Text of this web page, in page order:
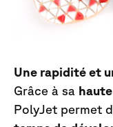
Une rapidité et
Grâce à sa
PolyJet permet